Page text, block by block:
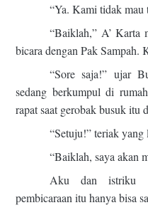
“Ya. Kami tidak mau
“Baiklah,” A’ Karta
bicara dengan Pak Sampah.
“Sore saja!” ujar
sedang berkumpul di
rapat saat gerobak busuk itu
“Setuju!” teriak yang
“Baiklah, saya akan
Aku dan istriku
pembicaraan itu hanya bisa